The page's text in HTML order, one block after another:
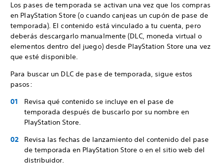
Los pases de temporada se activan una vez que los compras
en PlayStation Store (o cuando canjeas un cupón de pase de
temporada). El contenido está vinculado a tu cuenta, pero
deberás descargarlo manualmente (DLC, moneda virtual o
elementos dentro del juego) desde PlayStation Store una vez
que esté disponible.
Para buscar un DLC de pase de temporada, sigue estos
pasos:
Revisa qué contenido se incluye en el pase de
temporada después de buscarlo por su nombre en
PlayStation Store.
Revisa las fechas de lanzamiento del contenido del pase
de temporada en PlayStation Store o en el sitio web del
distribuidor.